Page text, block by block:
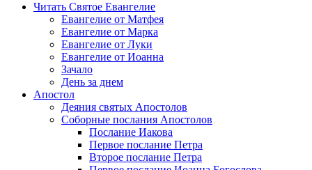
Читать Святое Евангелие
Евангелие от Матфея
Евангелие от Марка
Евангелие от Луки
Евангелие от Иоанна
Зачало
День за днем
Апостол
Деяния святых Апостолов
Соборные послания Апостолов
Послание Иакова
Первое послание Петра
Второе послание Петра